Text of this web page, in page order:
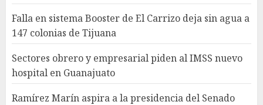
Falla en sistema Booster de El Carrizo deja sin agua a
147 colonias de Tijuana
Sectores obrero y empresarial piden al IMSS nuevo
hospital en Guanajuato
Ramírez Marín aspira a la presidencia del Senado
5
Ramírez Marín aspira a la
presidencia del Senado pero
AGOSTO 6, 2026